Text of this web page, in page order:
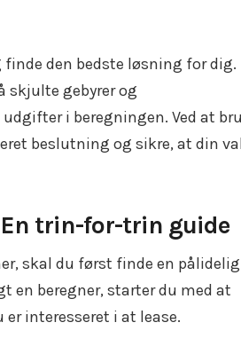
den bedste løsning for dig.
skjulte gebyrer og
i beregningen. Ved at
beslutning og sikre, at din
trin-for-trin guide
skal du først finde en pålidelig
en beregner, starter du med at
interesseret i at lease.